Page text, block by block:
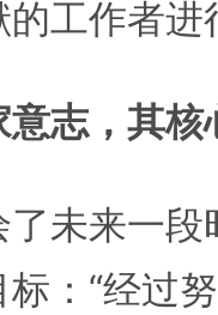
工作者
志，其核
未来一段
：“经过